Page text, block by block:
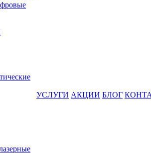
УСЛУГИ АКЦИИ БЛОГ